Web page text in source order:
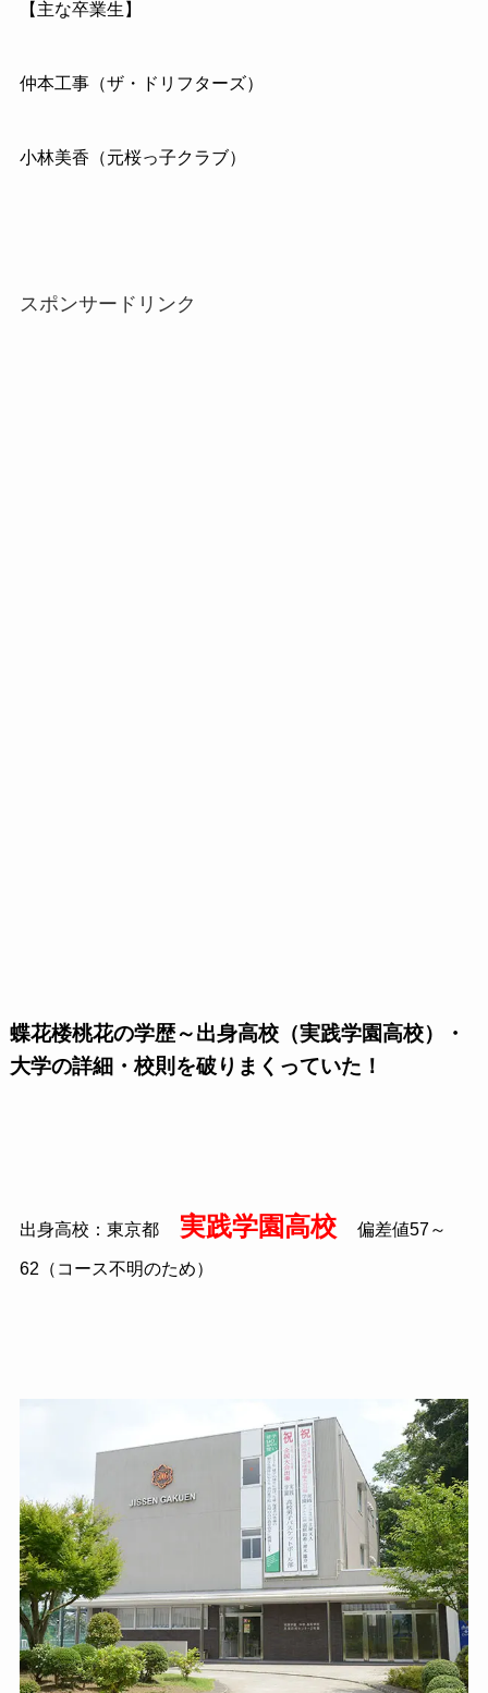
【主な卒業生】
仲本工事（ザ・ドリフターズ）
小林美香（元桜っ子クラブ）
スポンサードリンク
蝶花楼桃花の学歴～出身高校（実践学園高校）・
大学の詳細・校則を破りまくっていた！
出身高校：東京都 実践学園高校 偏差値57～
62（コース不明のため）